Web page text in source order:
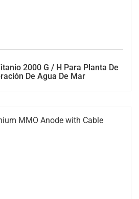
2000 G / H Para Planta De
De Agua De Mar